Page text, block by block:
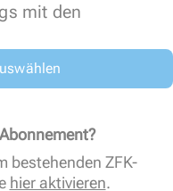
mit den
bestehenden ZFK-
hier aktivieren.